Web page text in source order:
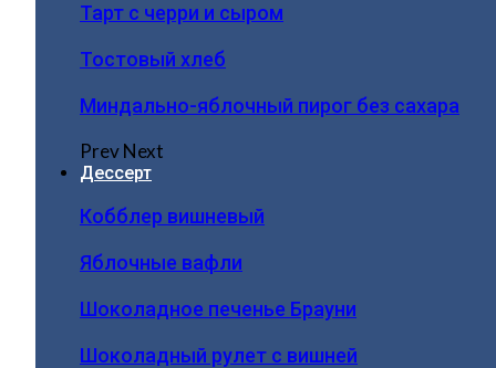
Тарт с черри и сыром
Тостовый хлеб
Миндально-яблочный пирог без сахара
PrevNext
Дессерт
Кобблер вишневый
Яблочные вафли
Шоколадное печенье Брауни
Шоколадный рулет с вишней